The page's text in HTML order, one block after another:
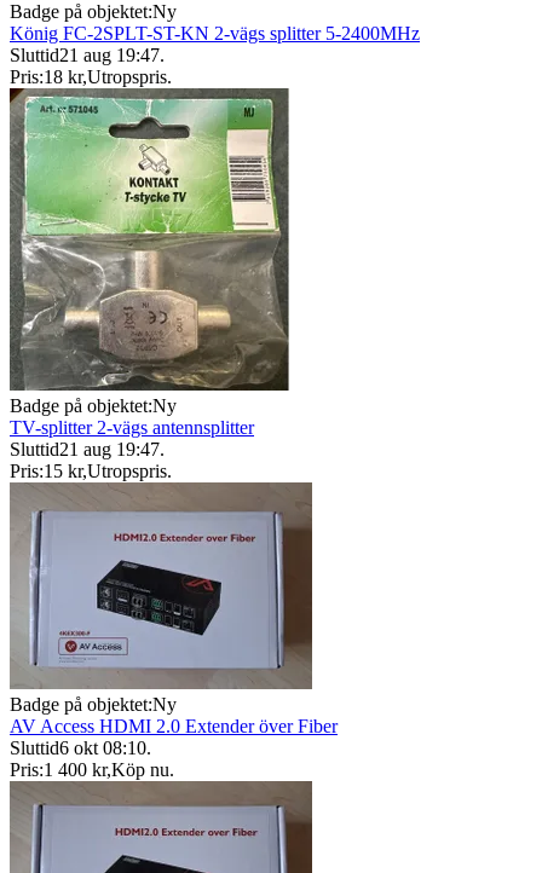
Badge på objektet:Ny
König FC-2SPLT-ST-KN 2-vägs splitter 5-2400MHz
Sluttid21 aug 19:47.
Pris:18 kr,Utropspris.
Badge på objektet:Ny
TV-splitter 2-vägs antennsplitter
Sluttid21 aug 19:47.
Pris:15 kr,Utropspris.
Badge på objektet:Ny
AV Access HDMI 2.0 Extender över Fiber
Sluttid6 okt 08:10.
Pris:1 400 kr,Köp nu.